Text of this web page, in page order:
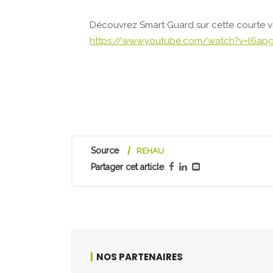
Découvrez Smart Guard sur cette courte
https://www.youtube.com/
Source REHAU
Partager cet article
NOS PARTENAIRES